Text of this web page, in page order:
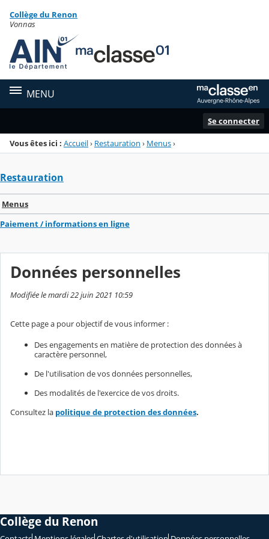
Menu de la rubrique
Contenu
Collège du Renon
Vonnas
MENU
Se connecter
Vous êtes ici : Accueil› Restauration › Menus›
Restauration
Menus
Paiement / informations en ligne
Données personnelles
Modifiée le mardi 22 juin 2021 10:59
Cette page a pour objectif de vous informer :
Des engagements en matière de protection des données à
caractère personnel,
De l'utilisation de vos données personnelles,
Des modalités de l'exercice de vos droits.
Consultez la politique de protection des données.
Collège du Renon